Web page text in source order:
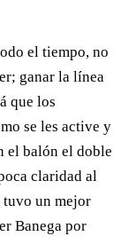
el tiempo, no
ganar la línea
que los
se les active y
el balón el doble
claridad al
tuvo un mejor
Banega por